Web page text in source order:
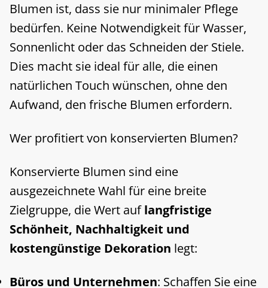
Blumen ist, dass sie nur minimaler Pflege
bedürfen. Keine Notwendigkeit für Wasser,
Sonnenlicht oder das Schneiden der Stiele.
Dies macht sie ideal für alle, die einen
natürlichen Touch wünschen, ohne den
Aufwand, den frische Blumen erfordern.
Wer profitiert von konservierten Blumen?
Konservierte Blumen sind eine
ausgezeichnete Wahl für eine breite
Zielgruppe, die Wert auflangfristige
Schönheit, Nachhaltigkeit und
kostengünstige Dekoration legt:
Büros und Unternehmen: Schaffen Sie eine